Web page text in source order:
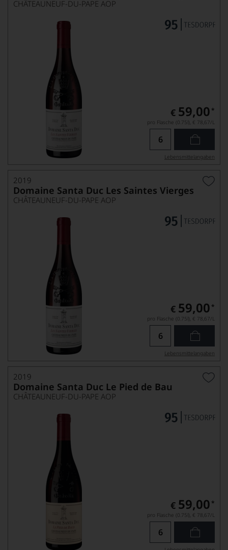
CHÂTEAUNEUF-DU-PAPE AOP
€ 59,00 *
pro Flasche (0.75l), € 78,67/L
Lebensmittel­angaben
2019
Domaine Santa Duc Les Saintes Vierges
CHÂTEAUNEUF-DU-PAPE AOP
€ 59,00 *
pro Flasche (0.75l), € 78,67/L
Lebensmittel­angaben
2019
Domaine Santa Duc Le Pied de Bau
CHÂTEAUNEUF-DU-PAPE AOP
€ 59,00 *
pro Flasche (0.75l), € 78,67/L